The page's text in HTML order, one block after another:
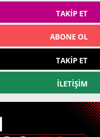
TAKIP ET
ABONE OL
TAKIP ET
İLETIŞIM